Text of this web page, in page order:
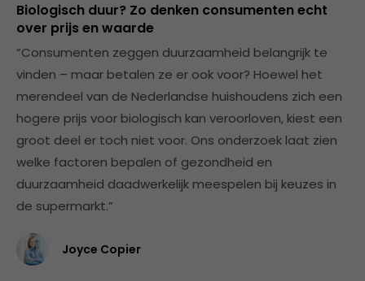
Biologisch duur? Zo denken consumenten echt
over prijs en waarde
“Consumenten zeggen duurzaamheid belangrijk te
vinden – maar betalen ze er ook voor? Hoewel het
merendeel van de Nederlandse huishoudens zich een
hogere prijs voor biologisch kan veroorloven, kiest een
groot deel er toch niet voor. Ons onderzoek laat zien
welke factoren bepalen of gezondheid en
duurzaamheid daadwerkelijk meespelen bij keuzes in
de supermarkt.”
Joyce Copier